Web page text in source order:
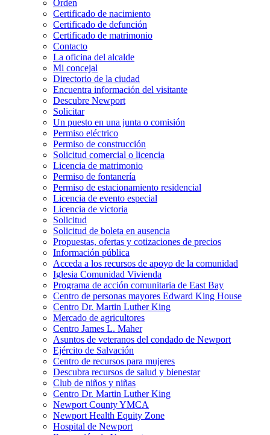
Orden
Certificado de nacimiento
Certificado de defunción
Certificado de matrimonio
Contacto
La oficina del alcalde
Mi concejal
Directorio de la ciudad
Encuentra información del visitante
Descubre Newport
Solicitar
Un puesto en una junta o comisión
Permiso eléctrico
Permiso de construcción
Solicitud comercial o licencia
Licencia de matrimonio
Permiso de fontanería
Permiso de estacionamiento residencial
Licencia de evento especial
Licencia de victoria
Solicitud
Solicitud de boleta en ausencia
Propuestas, ofertas y cotizaciones de precios
Información pública
Acceda a los recursos de apoyo de la comunidad
Iglesia Comunidad Vivienda
Programa de acción comunitaria de East Bay
Centro de personas mayores Edward King House
Centro Dr. Martin Luther King
Mercado de agricultores
Centro James L. Maher
Asuntos de veteranos del condado de Newport
Ejército de Salvación
Centro de recursos para mujeres
Descubra recursos de salud y bienestar
Club de niños y niñas
Centro Dr. Martin Luther King
Newport County YMCA
Newport Health Equity Zone
Hospital de Newport